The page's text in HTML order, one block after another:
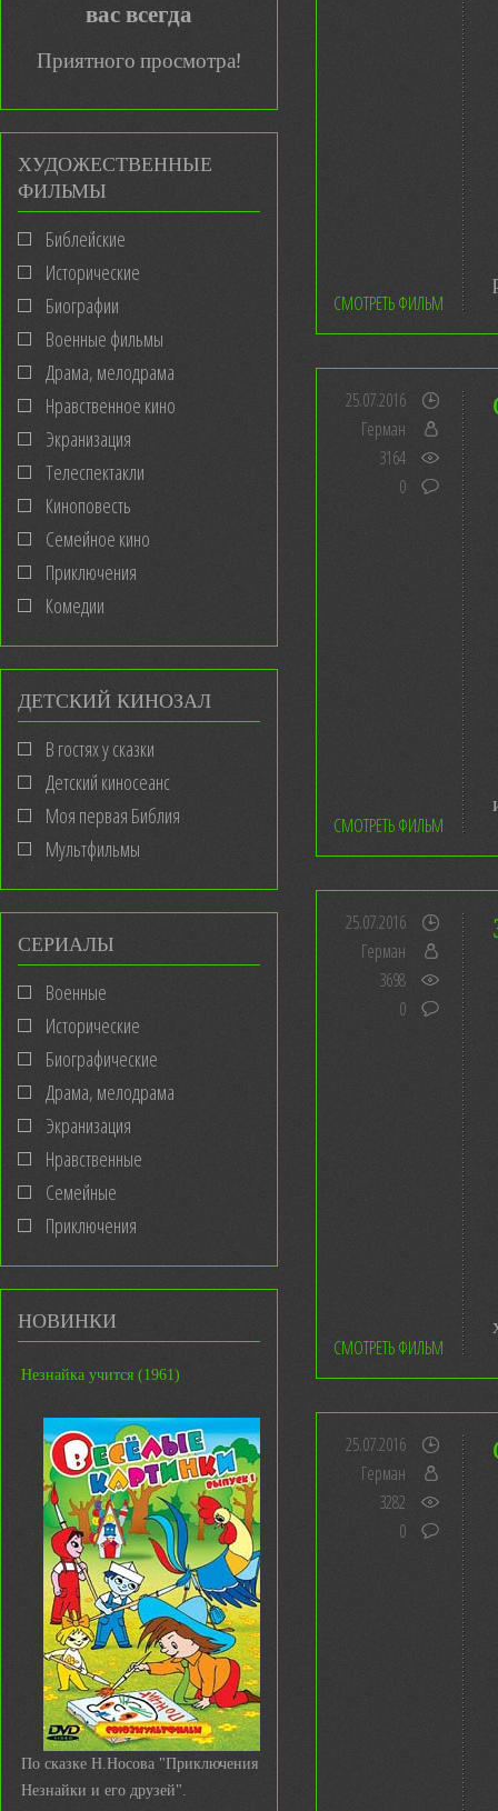
вас всегда
Приятного просмотра!
ХУДОЖЕСТВЕННЫЕ
ФИЛЬМЫ
Библейские
Исторические
Биографии
Военные фильмы
Драма, мелодрама
Нравственное кино
Экранизация
Телеспектакли
Киноповесть
Семейное кино
Приключения
Комедии
ДЕТСКИЙ КИНОЗАЛ
В гостях у сказки
Детский киносеанс
Моя первая Библия
Мультфильмы
СЕРИАЛЫ
Военные
Исторические
Биографические
Драма, мелодрама
Экранизация
Нравственные
Семейные
Приключения
НОВИНКИ
Незнайка учится (1961)
По сказке Н.Носова "Приключения
Незнайки и его друзей".
СМОТРЕТЬ ФИЛЬМ
25.07.2016
Герман
3164
0
СМОТРЕТЬ ФИЛЬМ
25.07.2016
Герман
3698
0
СМОТРЕТЬ ФИЛЬМ
25.07.2016
Герман
3282
0